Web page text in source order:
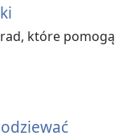
które pomogą